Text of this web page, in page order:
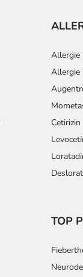
Allergie
Allergie
Cetirizin
TOP